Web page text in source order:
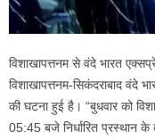
विशाखापत्तनम से वंदे भारत
विशाखापत्तनम-सिकंदराबाद वंदे
की घटना हुई है। “बुधवार को
05:45 बजे निर्धारित प्रस्थान के